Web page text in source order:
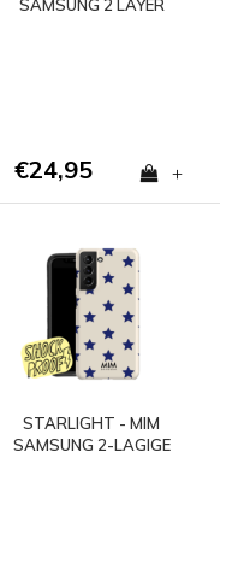
SAMSUNG 2 LAYER
€24,95 +
STARLIGHT - MIM
SAMSUNG 2-LAGIGE